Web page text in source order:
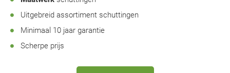
Uitgebreid assortiment schuttingen
Minimaal 10 jaar garantie
Scherpe prijs